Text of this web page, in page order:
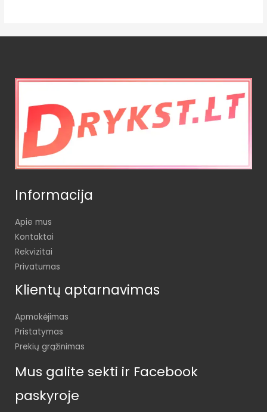
Informacija
Apie mus
Kontaktai
Rekvizitai
Privatumas
Klientų aptarnavimas
Apmokėjimas
Pristatymas
Prekių grąžinimas
Mus galite sekti ir Facebook
paskyroje